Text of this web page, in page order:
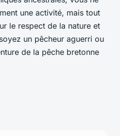
une activité, mais tout
le respect de la nature et
un pêcheur aguerri ou
de la pêche bretonne